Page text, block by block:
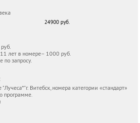
24900 руб.
лет в номере– 1000 руб.
по запросу.
Витебск, номера категории «стандарт»
программе.